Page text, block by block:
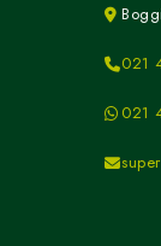
021
021